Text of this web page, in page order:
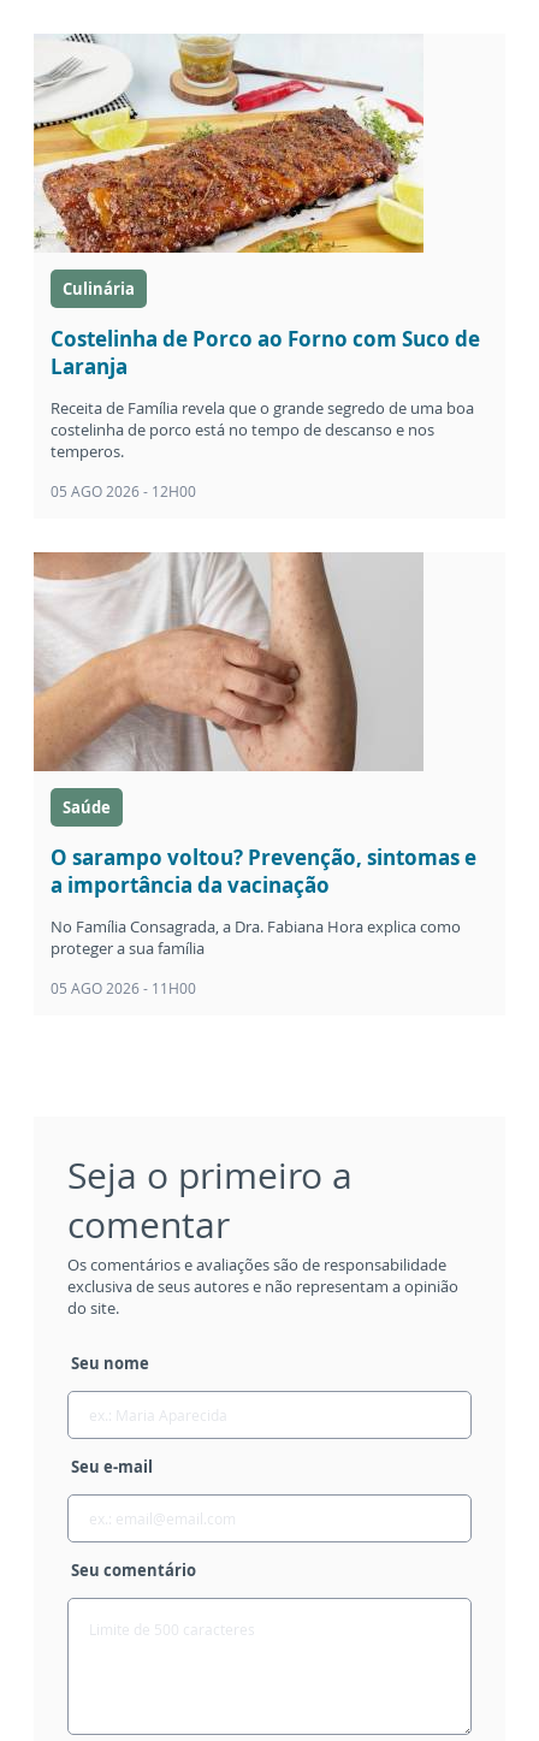
Culinária
Costelinha de Porco ao Forno com Suco de
Laranja
Receita de Família revela que o grande segredo de uma boa
costelinha de porco está no tempo de descanso e nos
temperos.
05 AGO 2026 - 12H00
Saúde
O sarampo voltou? Prevenção, sintomas e
a importância da vacinação
No Família Consagrada, a Dra. Fabiana Hora explica como
proteger a sua família
05 AGO 2026 - 11H00
Seja o primeiro a
comentar
Os comentários e avaliações são de responsabilidade
exclusiva de seus autores e não representam a opinião
do site.
Seu nome
Seu e-mail
Seu comentário